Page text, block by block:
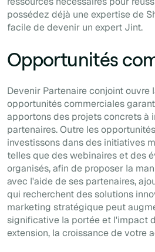
possédez déjà une expertise de
facile de devenir un expert Jint.
Opportunités
Devenir Partenaire conjoint ouvre
opportunités commerciales
apportons des projets concrets à
partenaires. Outre les
investissons dans des initiatives
telles que des webinaires et des
organisés, afin de proposer la
avec l'aide de ses partenaires,
qui recherchent des solutions
marketing stratégique peut
significative la portée et l'impact
extension, la croissance de votre